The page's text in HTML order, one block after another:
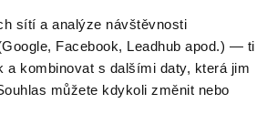
sítí a analýze návštěvnosti
Facebook, Leadhub apod.) — ti
a kombinovat s dalšími daty, která jim
můžete kdykoli změnit nebo
různé významy v závislosti na
pro vyjádření získání, obdržení